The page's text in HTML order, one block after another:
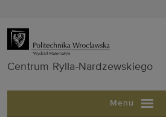
Centrum Rylla-Nardzewskiego
Menu